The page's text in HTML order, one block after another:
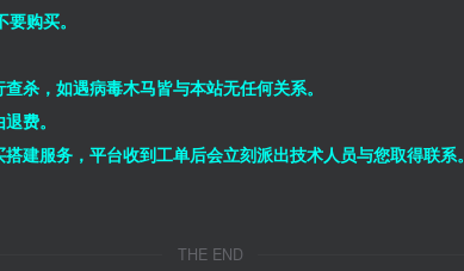
购买。
杀，如遇病毒木马皆与本站无任何关系。
费。
建服务，平台收到工单后会立刻派出技术人员与您取得联系。
THE END